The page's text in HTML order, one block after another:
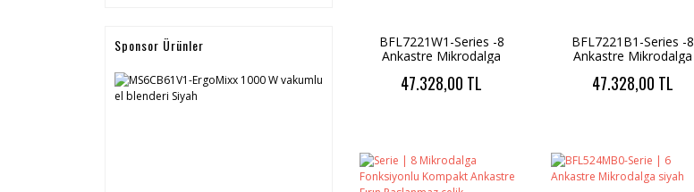
Sponsor Ürünler
BFL7221W1-Series -8
Ankastre Mikrodalga
47.328,00 TL
BFL7221B1-Series -8
Ankastre Mikrodalga
47.328,00 TL